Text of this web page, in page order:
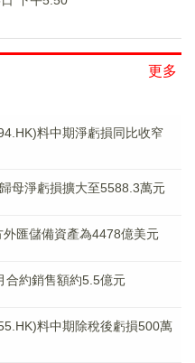
更多
料中期淨虧損同比收窄
母淨虧損擴大至5588.3萬元
匯儲備資產為4478億美元
合約銷售額約5.5億元
料中期除稅後虧損500萬